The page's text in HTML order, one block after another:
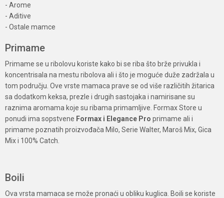
- Arome
- Aditive
- Ostale mamce
Primame
Primame se u ribolovu koriste kako bi se riba što brže privukla i
koncentrisala na mestu ribolova ali i što je moguće duže zadržala u
tom području. Ove vrste mamaca prave se od više različitih žitarica
sa dodatkom keksa, prezle i drugih sastojaka i namirisane su
raznima aromama koje su ribama primamljive. Formax Store u
ponudi ima sopstvene Formax i Elegance Pro primame ali i
primame poznatih proizvođača Milo, Serie Walter, Maroš Mix, Gica
Mix i 100% Catch.
Boili
Ova vrsta mamaca se može pronaći u obliku kuglica. Boili se koriste